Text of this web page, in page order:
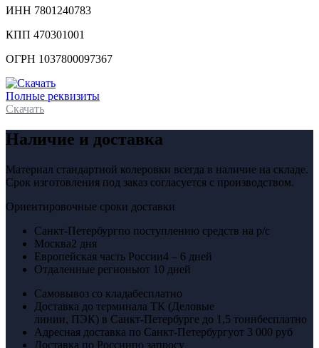
ИНН 7801240783
КПП 470301001
ОГРН 1037800097367
Полные реквизиты
Скачать
Наличие и доставка
Материал стандартной колеровки всегда в наличие на складе.
Срок изготовления под заказ согласуется с производством.
Ориентировочные сроки доставки
Санкт-Петербургпо поступлению средств на р/с
Москва2 дня
Европейская часть России4 – 6 дней
Отдаленные регионыот 10 дней
Самовывоз со кладабесплатно
Доставка до терминала ТК (Деловые
линии, ПЭК) в Санкт-Петербурге до 1,5 тоннбесплатно
Адресная доставка по Санкт-Петербургуот 3 000 руб
Доставка по Россиипо запросу